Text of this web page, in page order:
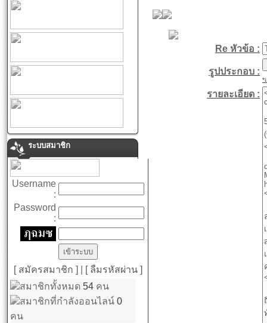
ระบบสมาชิก
Username
:
Password
:
[ สมัครสมาชิก ]
[ ลืมรหัสผ่าน ]
สมาชิกทั้งหมด 54 คน
สมาชิกที่กำลังออนไลน์ 0
คน
Re หัวข้อ :
รูปประกอบ :
*
รายละเอียด :